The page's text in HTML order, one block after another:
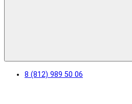
8 (812) 989 50 06